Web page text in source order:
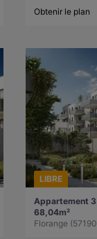
Obtenir le plan
LIBRE
Appartement
68,04m²
Florange